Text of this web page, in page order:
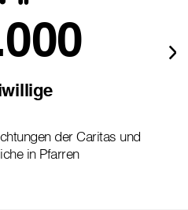
der Caritas und
in Pfarren